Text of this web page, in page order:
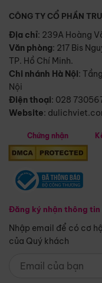
CÔNG TY CỔ PHẦN
Địa chỉ: 239A Hoàng
Văn phòng: 217 Bis
TP. Hồ Chí Minh.
Chi nhánh Hà Nội:
Nội
Điện thoại: 028
Website:
Chứng nhận
Đăng ký nhận thông tin
Nhập email để có cơ
của Quý khách